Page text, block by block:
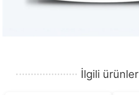
İlgili ürünler